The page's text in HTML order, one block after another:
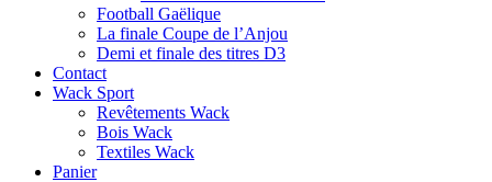
Football Gaëlique
La finale Coupe de l’Anjou
Demi et finale des titres D3
Contact
Wack Sport
Revêtements Wack
Bois Wack
Textiles Wack
Panier